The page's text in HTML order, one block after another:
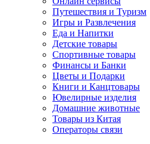
Путешествия и Туризм
Игры и Развлечения
Еда и Напитки
Детские товары
Спортивные товары
Финансы и Банки
Цветы и Подарки
Книги и Канцтовары
Ювелирные изделия
Домашние животные
Товары из Китая
Операторы связи